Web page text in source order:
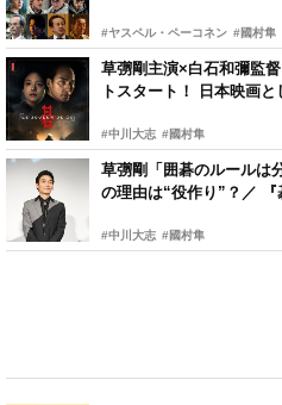
#ヤスペル・ペーコネン #國村隼
草彅剛主演×白石和彌監
トスタート！ 日本映画
#中川大志 #國村隼
草彅剛「囲碁のルールは
の理由は“役作り”？／
#中川大志 #國村隼